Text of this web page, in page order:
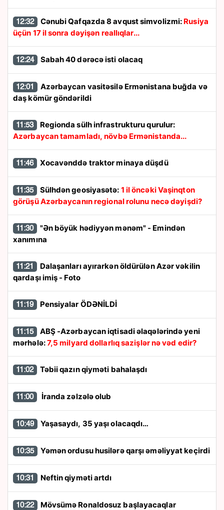
12:32 Cənubi Qafqazda 8 avqust simvolizmi: Rusiya
üçün 17 il sonra dəyişən reallıqlar...
12:24 Sabah 40 dərəcə isti olacaq
12:01
daş kömür göndərildi
11:53
Regionda sülh infrastrukturu qurulur:
Azərbaycan tamamladı, növbə Ermənistanda...
11:46 Xocavənddə traktor minaya düşdü
11:35 Sülhdən geosiyasətə: 1 il öncəki Vaşinqton
görüşü Azərbaycanın regional rolunu necə dəyişdi?
11:30
xanımına
11:21
qardaşı imiş - Foto
11:19 Pensiyalar ÖDƏNİLDİ
11:15
mərhələ:7,5 milyard dollarlıq sazişlər nə vəd edir?
11:02 Təbii qazın qiyməti bahalaşdı
11:00 İranda zəlzələ olub
10:49 Yaşasaydı, 35 yaşı olacaqdı…
10:35 Yəmən ordusu husilərə qarşı əməliyyat keçirdi
10:31 Neftin qiyməti artdı
10:22 Mövsümə Ronaldosuz başlayacaqlar